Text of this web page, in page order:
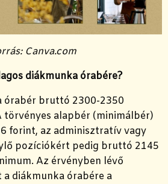
Canva.com
diákmunka órabére?
órabér bruttó 2300-2350
törvényes alapbér (minimálbér)
forint, az adminisztratív vagy
pozíciókért pedig bruttó 2145
Az érvényben lévő
diákmunka órabére a